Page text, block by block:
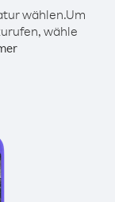
wählen.Um
wähle